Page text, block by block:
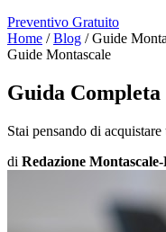
Preventivo Gratuito
Home / Blog / Guide
Guide Montascale
Guida
Stai pensando di
di Redazione